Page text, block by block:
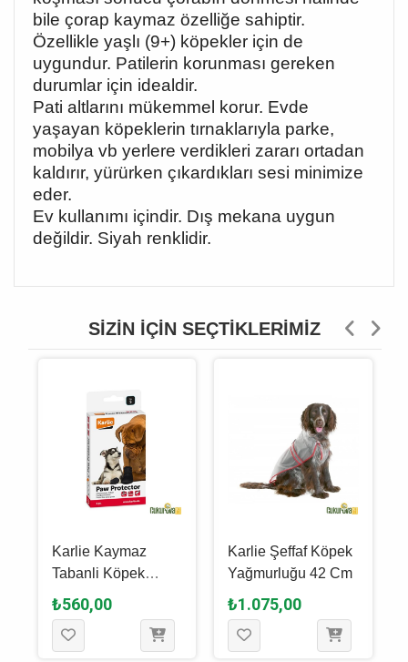
bile çorap kaymaz özelliğe sahiptir.
Özellikle yaşlı (9+) köpekler için de
uygundur. Patilerin korunması gereken
durumlar için idealdir.
Pati altlarını mükemmel korur. Evde
yaşayan köpeklerin tırnaklarıyla parke,
mobilya vb yerlere verdikleri zararı ortadan
kaldırır, yürürken çıkardıkları sesi minimize
eder.
Ev kullanımı içindir. Dış mekana uygun
değildir. Siyah renklidir.
SIZIN İÇIN SEÇTIKLERIMIZ
Karlie Kaymaz
Tabanli Köpek
Çorabı - M
₺560,00
Karlie Şeffaf Köpek
Yağmurluğu 42 Cm
₺1.075,00